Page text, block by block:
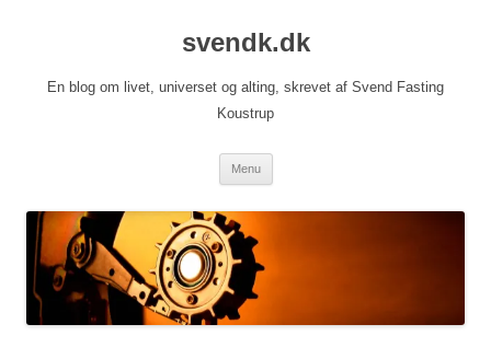
svendk.dk
En blog om livet, universet og alting, skrevet af Svend Fasting
Koustrup
Menu